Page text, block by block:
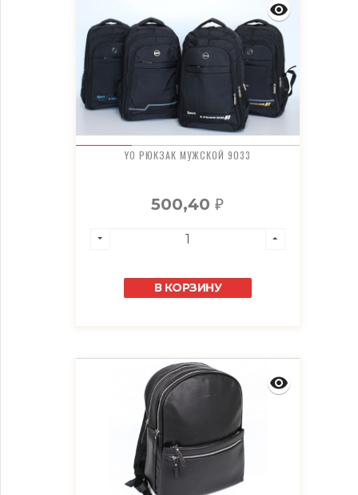
YO РЮКЗАК МУЖСКОЙ 9033
500,40₽
В КОРЗИНУ